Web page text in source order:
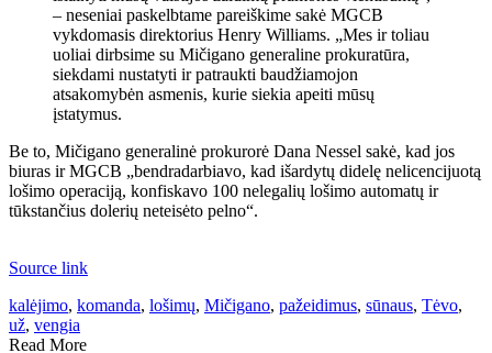
– neseniai paskelbtame pareiškime sakė MGCB
vykdomasis direktorius Henry Williams. „Mes ir toliau
uoliai dirbsime su Mičigano generaline prokuratūra,
siekdami nustatyti ir patraukti baudžiamojon
atsakomybėn asmenis, kurie siekia apeiti mūsų
įstatymus.
Be to, Mičigano generalinė prokurorė Dana Nessel sakė, kad jos
biuras ir MGCB „bendradarbiavo, kad išardytų didelę nelicencijuotą
lošimo operaciją, konfiskavo 100 nelegalių lošimo automatų ir
tūkstančius dolerių neteisėto pelno“.
Source link
kalėjimo, komanda, lošimų, Mičigano, pažeidimus, sūnaus, Tėvo,
už, vengia
Read More